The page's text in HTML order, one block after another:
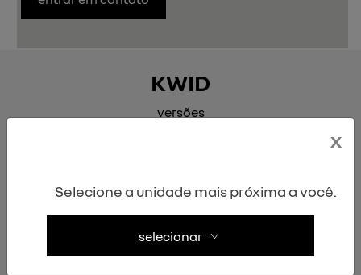
KWID
versões
zen intense
Anterior
x
Selecione a unidade mais próxima a você.
selecionar